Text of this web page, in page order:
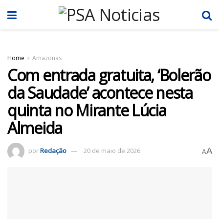
Home Amazonas
Com entrada gratuita, ‘Bolerão
da Saudade’ acontece nesta
quinta no Mirante Lúcia
Almeida
porRedação 20 de maio de 2026 AA